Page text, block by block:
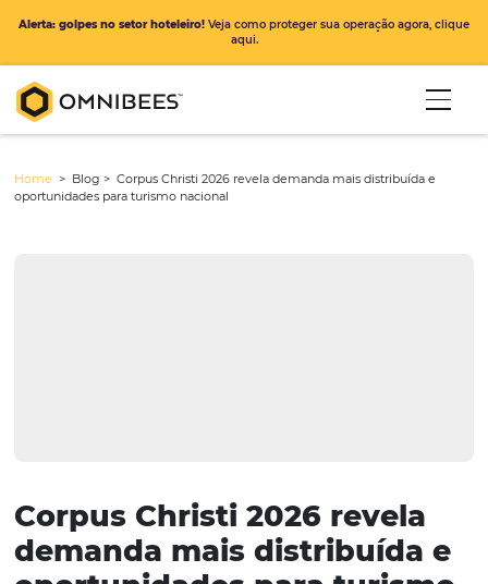
Alerta: golpes no setor hoteleiro!Veja como proteger sua operação